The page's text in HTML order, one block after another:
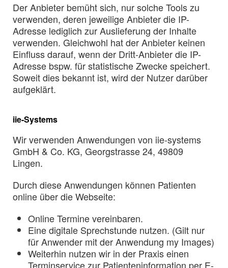
Der Anbieter bemüht sich, nur solche Tools zu
verwenden, deren jeweilige Anbieter die IP-
Adresse lediglich zur Auslieferung der Inhalte
verwenden. Gleichwohl hat der Anbieter keinen
Einfluss darauf, wenn der Dritt-Anbieter die IP-
Adresse bspw. für statistische Zwecke speichert.
Soweit dies bekannt ist, wird der Nutzer darüber
aufgeklärt.
iie-Systems
Wir verwenden Anwendungen von iie-systems
GmbH & Co. KG, Georgstrasse 24, 49809
Lingen.
Durch diese Anwendungen können Patienten
online über die Webseite:
Online Termine vereinbaren.
Eine digitale Sprechstunde nutzen. (Gilt nur
für Anwender mit der Anwendung my Images)
Weiterhin nutzen wir in der Praxis einen
Terminservice zur Patienteninformation per E-